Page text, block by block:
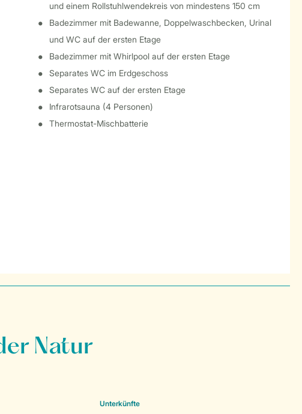
und einem Rollstuhlwendekreis von mindestens 150 cm
Badezimmer mit Badewanne, Doppelwaschbecken, Urinal
und WC auf der ersten Etage
Badezimmer mit Whirlpool auf der ersten Etage
Separates WC im Erdgeschoss
Separates WC auf der ersten Etage
Infrarotsauna (4 Personen)
Thermostat-Mischbatterie
Natur
Unterkünfte